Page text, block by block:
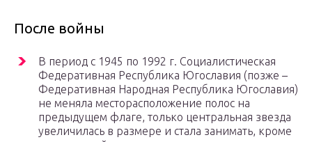
После войны
В период с 1945 по 1992 г. Социалистическая
Федеративная Республика Югославия (позже –
Федеративная Народная Республика Югославия)
не меняла месторасположение полос на
предыдущем флаге, только центральная звезда
увеличилась в размере и стала занимать, кроме